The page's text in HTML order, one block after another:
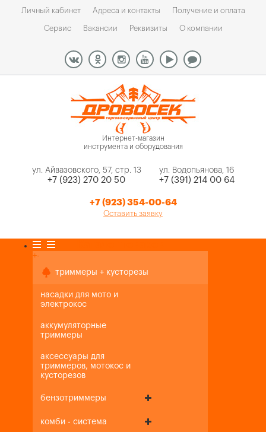
Личный кабинет Адреса и контакты Получение и оплата
Сервис Вакансии Реквизиты О компании
Интернет-магазин
инструмента и оборудования
ул. Айвазовского, 57, стр. 13
+7 (923) 270 20 50
ул. Водопьянова, 16
+7 (391) 214 00 64
+7 (923) 354-00-64
Оставить заявку
+-
триммеры + кусторезы
насадки для мото и
электрокос
аккумуляторные
триммеры
аксессуары для
триммеров, мотокос и
кусторезов
бензотриммеры
комби - система